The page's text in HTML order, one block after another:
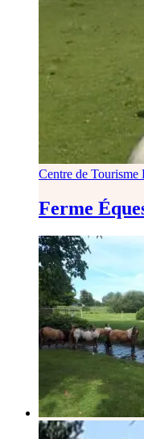
Centre de Tourisme
Ferme